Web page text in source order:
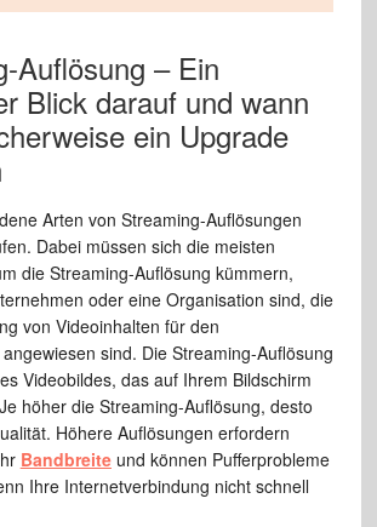
Auflösung – Ein
Blick darauf und wann
ein Upgrade
Arten von Streaming-Auflösungen
Dabei müssen sich die meisten
die Streaming-Auflösung kümmern,
oder eine Organisation sind, die
von Videoinhalten für den
sind. Die Streaming-Auflösung
Videobildes, das auf Ihrem Bildschirm
höher die Streaming-Auflösung, desto
Höhere Auflösungen erfordern
Bandbreiteund können Pufferprobleme
Ihre Internetverbindung nicht schnell